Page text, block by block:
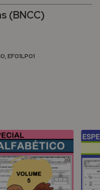
(BNCC)
EF01LP01